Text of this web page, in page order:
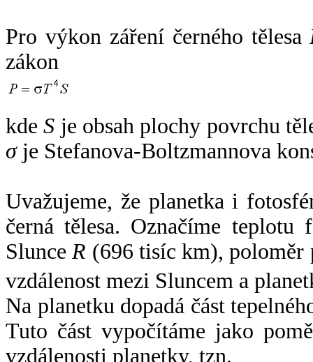
Pro výkon záření černého tělesa
zákon
kdeS je obsah plochy povrchu
σje Stefanova-Boltzmannova
Uvažujeme, že planetka i
černá tělesa. Označíme
SlunceR (696 tisíc km),
vzdálenost mezi Sluncem a
Na planetku dopadá část
Tuto část vypočítáme jako
vzdálenosti planetky, tzn.